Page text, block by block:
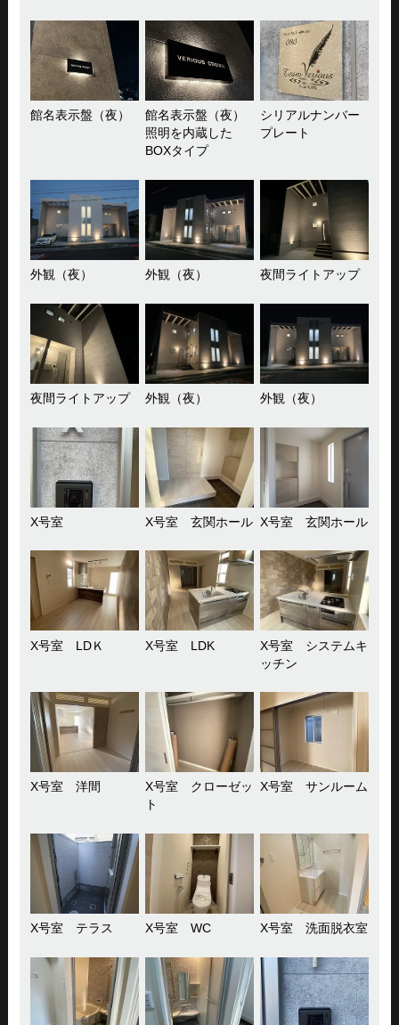
館名表示盤（夜）
館名表示盤（夜）
照明を内蔵した
BOXタイプ
シリアルナンバー
プレート
外観（夜） 外観（夜） 夜間ライトアップ
夜間ライトアップ 外観（夜） 外観（夜）
X号室 X号室 玄関ホール X号室 玄関ホール
X号室 LDＫ X号室 LDK
X号室 システムキ
ッチン
X号室 洋間
X号室 クローゼッ
ト
X号室 サンルーム
X号室 テラス X号室 WC X号室 洗面脱衣室